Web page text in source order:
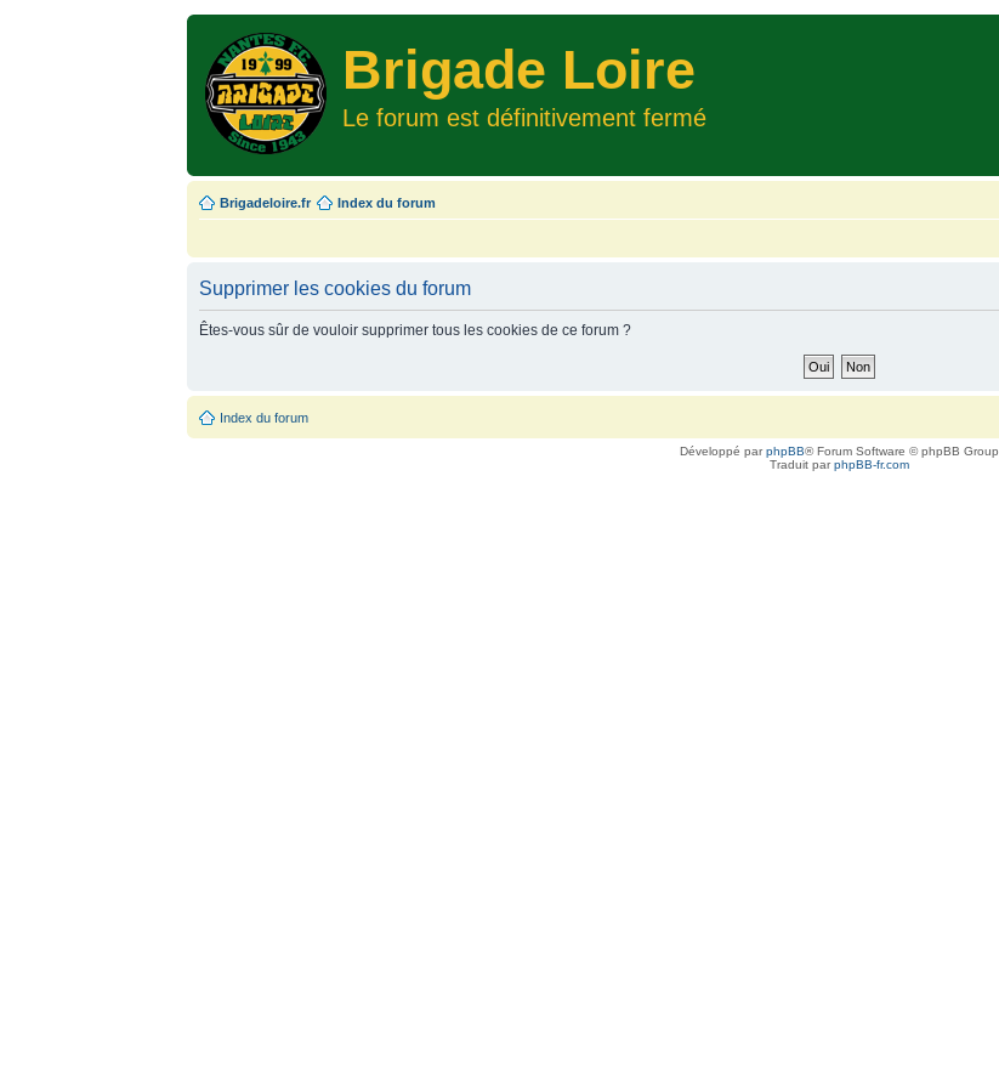
Brigade Loire
Le forum est définitivement fermé
Brigadeloire.fr Index du forum
Supprimer les cookies du forum
Êtes-vous sûr de vouloir supprimer tous les cookies de ce forum ?
Index du forum
Développé parphpBB® Forum Software © phpBB Group
Traduit parphpBB-fr.com